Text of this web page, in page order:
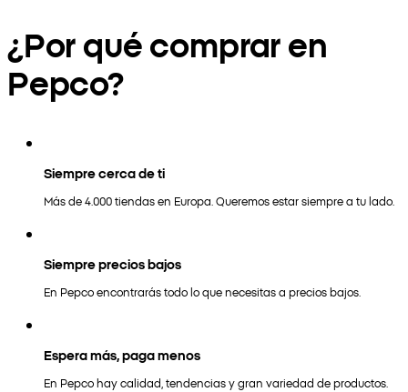
¿Por qué comprar en
Pepco?
Siempre cerca de ti
Más de 4.000 tiendas en Europa. Queremos estar siempre a tu lado.
Siempre precios bajos
En Pepco encontrarás todo lo que necesitas a precios bajos.
Espera más, paga menos
En Pepco hay calidad, tendencias y gran variedad de productos.